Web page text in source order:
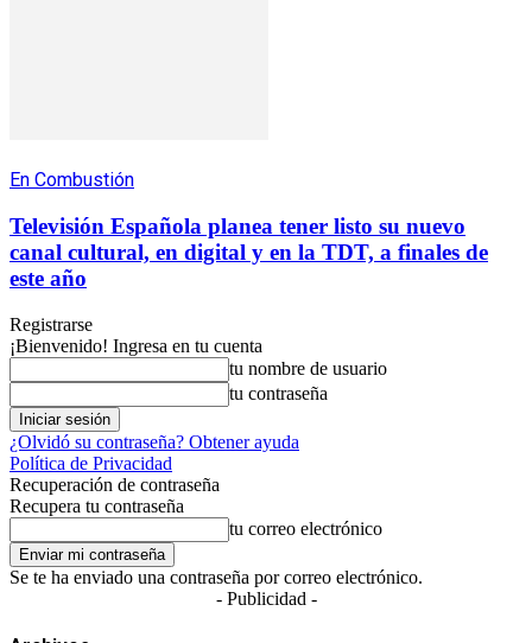
En Combustión
Televisión Española planea tener listo su nuevo
canal cultural, en digital y en la TDT, a finales de
este año
Registrarse
¡Bienvenido! Ingresa en tu cuenta
tu nombre de usuario
tu contraseña
¿Olvidó su contraseña? Obtener ayuda
Política de Privacidad
Recuperación de contraseña
Recupera tu contraseña
tu correo electrónico
Se te ha enviado una contraseña por correo electrónico.
- Publicidad -